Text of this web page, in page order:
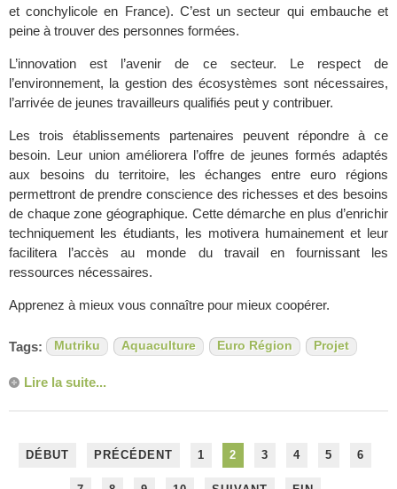
et conchylicole en France). C’est un secteur qui embauche et
peine à trouver des personnes formées.
L’innovation est
l’avenir de ce secteur. Le respect de
l’environnement, la gestion des écosystèmes sont nécessaires,
l’arrivée de jeunes travailleurs qualifiés peut y contribuer.
Les trois établissements partenaires
peuvent répondre à ce
besoin. Leur union améliorera l’offre de jeunes formés adaptés
aux besoins du territoire, les échanges entre euro régions
permettront de prendre conscience des richesses et des besoins
de chaque zone géographique. Cette démarche en plus d’enrichir
techniquement les étudiants, les motivera humainement et leur
facilitera l’accès au monde du travail en fournissant les
ressources nécessaires.
Apprenez à mieux vous connaître pour mieux coopérer.
Tags: Mutriku Aquaculture Euro Région Projet
Lire la suite...
DÉBUT PRÉCÉDENT 1 2 3 4 5 6